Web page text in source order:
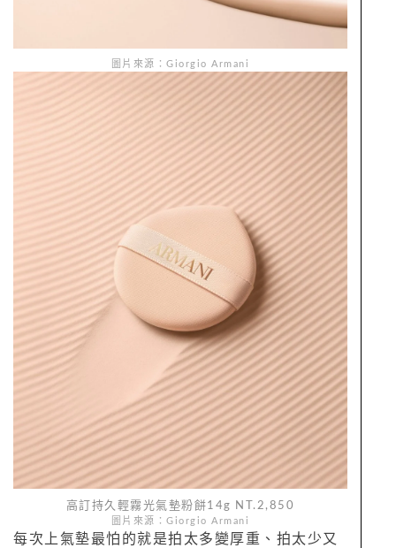
圖片來源：Giorgio Armani
高訂持久輕霧光氣墊粉餅14g NT.2,850
圖片來源：Giorgio Armani
每次上氣墊最怕的就是拍太多變厚重、拍太少又